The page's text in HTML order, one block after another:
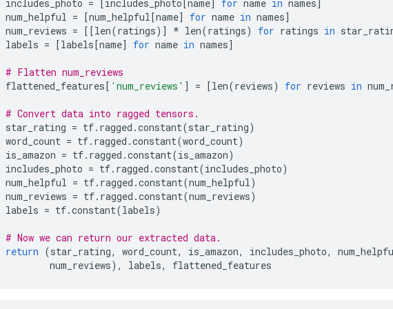
includes_photo = [includes_photo[name] for name in names]
num_helpful = [num_helpful[name] for name in names]
num_reviews = [[len(ratings)] * len(ratings) for ratings in
labels = [labels[name] for name in names]
# Flatten num_reviews
flattened_features[ 'num_reviews' ] = [len(reviews) for reviews in
# Convert data into ragged tensors.
star_rating = tf. ragged .constant(star_rating)
word_count = tf. ragged .constant(word_count)
is_amazon = tf. ragged .constant(is_amazon)
includes_photo = tf. ragged .constant(includes_photo)
num_helpful = tf. ragged .constant(num_helpful)
num_reviews = tf. ragged .constant(num_reviews)
labels = tf.constant(labels)
# Now we can return our extracted data.
return (star_rating, word_count, is_amazon, includes_photo,
num_reviews), labels, flattened_features